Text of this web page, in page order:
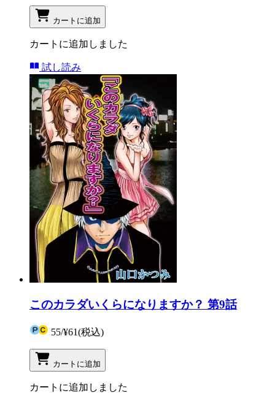
カートに追加
カートに追加しました
試し読み
このカラダいくらになりますか？ 第9話
55/¥61(税込)
カートに追加
カートに追加しました